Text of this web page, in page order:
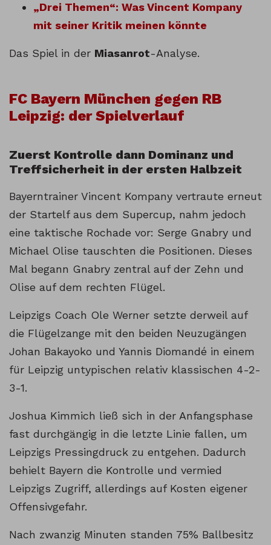
„Drei Themen“: Was Vincent Kompany
mit seiner Kritik meinen könnte
Das Spiel in der Miasanrot-Analyse.
FC Bayern München gegen RB
Leipzig: der Spielverlauf
Zuerst Kontrolle dann Dominanz und
Treffsicherheit in der ersten Halbzeit
Bayerntrainer Vincent Kompany vertraute erneut
der Startelf aus dem Supercup, nahm jedoch
eine taktische Rochade vor: Serge Gnabry und
Michael Olise tauschten die Positionen. Dieses
Mal begann Gnabry zentral auf der Zehn und
Olise auf dem rechten Flügel.
Leipzigs Coach Ole Werner setzte derweil auf
die Flügelzange mit den beiden Neuzugängen
Johan Bakayoko und Yannis Diomandé in einem
für Leipzig untypischen relativ klassischen 4-2-
3-1.
Joshua Kimmich ließ sich in der Anfangsphase
fast durchgängig in die letzte Linie fallen, um
Leipzigs Pressingdruck zu entgehen. Dadurch
behielt Bayern die Kontrolle und vermied
Leipzigs Zugriff, allerdings auf Kosten eigener
Offensivgefahr.
Nach zwanzig Minuten standen 75% Ballbesitz